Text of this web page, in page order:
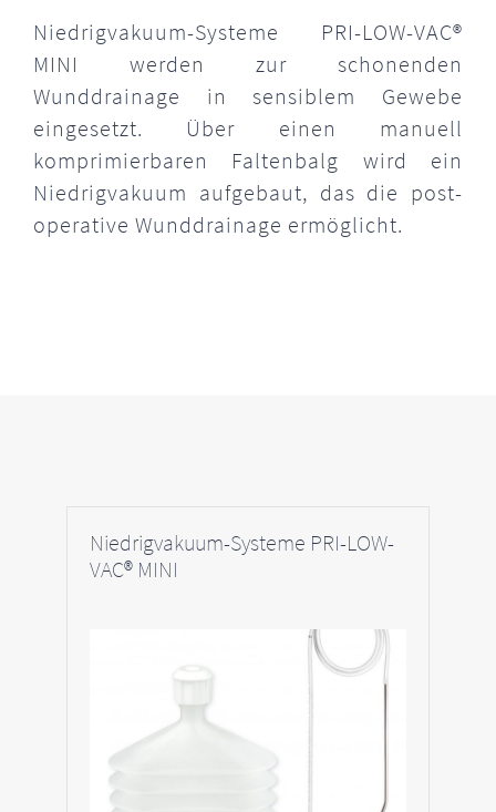
Niedrigvakuum-Systeme PRI-LOW-VAC®
MINI werden zur schonenden
Wunddrainage in sensiblem Gewebe
eingesetzt. Über einen manuell
komprimierbaren Faltenbalg wird ein
Niedrigvakuum aufgebaut, das die post-
operative Wunddrainage ermöglicht.
Niedrigvakuum-Systeme PRI-LOW-
VAC® MINI